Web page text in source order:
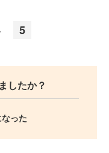
5
したか？
った